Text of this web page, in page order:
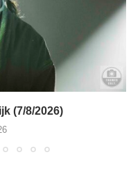
(7/8/2026)